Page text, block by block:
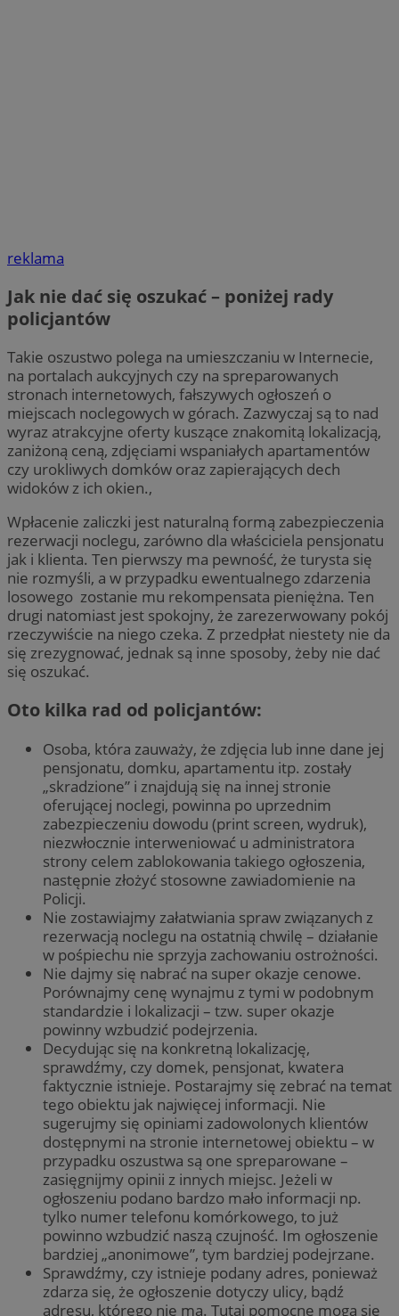
reklama
Jak nie dać się oszukać – poniżej rady
policjantów
Takie oszustwo polega na umieszczaniu w Internecie,
na portalach aukcyjnych czy na spreparowanych
stronach internetowych, fałszywych ogłoszeń o
miejscach noclegowych w górach. Zazwyczaj są to nad
wyraz atrakcyjne oferty kuszące znakomitą lokalizacją,
zaniżoną ceną, zdjęciami wspaniałych apartamentów
czy urokliwych domków oraz zapierających dech
widoków z ich okien.,
Wpłacenie zaliczki jest naturalną formą zabezpieczenia
rezerwacji noclegu, zarówno dla właściciela pensjonatu
jak i klienta. Ten pierwszy ma pewność, że turysta się
nie rozmyśli, a w przypadku ewentualnego zdarzenia
losowego zostanie mu rekompensata pieniężna. Ten
drugi natomiast jest spokojny, że zarezerwowany pokój
rzeczywiście na niego czeka. Z przedpłat niestety nie da
się zrezygnować, jednak są inne sposoby, żeby nie dać
się oszukać.
Oto kilka rad od policjantów:
Osoba, która zauważy, że zdjęcia lub inne dane jej
pensjonatu, domku, apartamentu itp. zostały
„skradzione” i znajdują się na innej stronie
oferującej noclegi, powinna po uprzednim
zabezpieczeniu dowodu (print screen, wydruk),
niezwłocznie interweniować u administratora
strony celem zablokowania takiego ogłoszenia,
następnie złożyć stosowne zawiadomienie na
Policji.
Nie zostawiajmy załatwiania spraw związanych z
rezerwacją noclegu na ostatnią chwilę – działanie
w pośpiechu nie sprzyja zachowaniu ostrożności.
Nie dajmy się nabrać na super okazje cenowe.
Porównajmy cenę wynajmu z tymi w podobnym
standardzie i lokalizacji – tzw. super okazje
powinny wzbudzić podejrzenia.
Decydując się na konkretną lokalizację,
sprawdźmy, czy domek, pensjonat, kwatera
faktycznie istnieje. Postarajmy się zebrać na temat
tego obiektu jak najwięcej informacji. Nie
sugerujmy się opiniami zadowolonych klientów
dostępnymi na stronie internetowej obiektu – w
przypadku oszustwa są one spreparowane –
zasięgnijmy opinii z innych miejsc. Jeżeli w
ogłoszeniu podano bardzo mało informacji np.
tylko numer telefonu komórkowego, to już
powinno wzbudzić naszą czujność. Im ogłoszenie
bardziej „anonimowe”, tym bardziej podejrzane.
Sprawdźmy, czy istnieje podany adres, ponieważ
zdarza się, że ogłoszenie dotyczy ulicy, bądź
adresu, którego nie ma. Tutaj pomocne mogą się